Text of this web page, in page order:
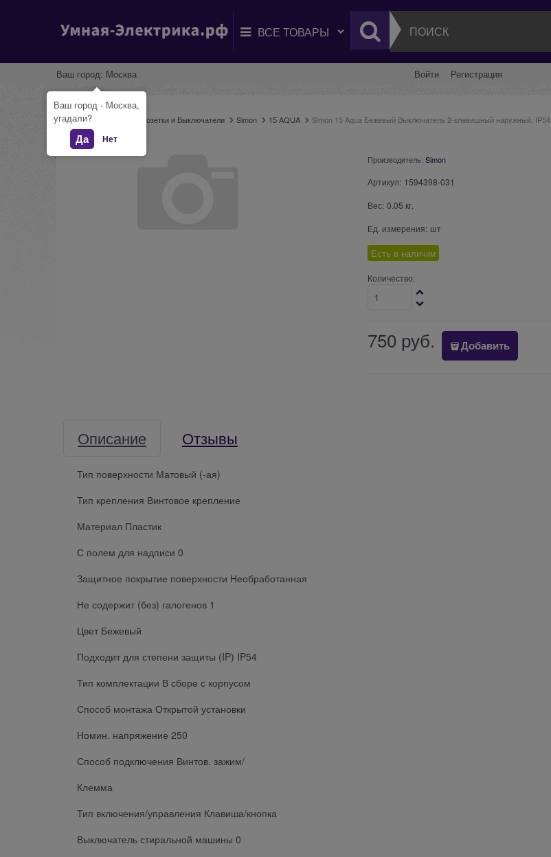
Ваш город: Москва Войти Регистрация
Главная Розетки и Выключатели Simon 15 AQUA Simon 15 Aqua Бежевый Выключатель 2-клавишный наружный, IP54
Производитель: Simon
Артикул: 1594398-031
Вес: 0.05 кг.
Ед. измерения: шт
Есть в наличии
Количество:
750 руб. Добавить
Описание Отзывы
Тип поверхности Матовый (-ая)
Тип крепления Винтовое крепление
Материал Пластик
С полем для надписи 0
Защитное покрытие поверхности Необработанная
Не содержит (без) галогенов 1
Цвет Бежевый
Подходит для степени защиты (IP) IP54
Тип комплектации В сборе с корпусом
Способ монтажа Открытой установки
Номин. напряжение 250
Способ подключения Винтов. зажим/
Клемма
Тип включения/управления Клавиша/кнопка
Выключатель стиральной машины 0
Ваш город - Москва,
угадали?
Да Нет